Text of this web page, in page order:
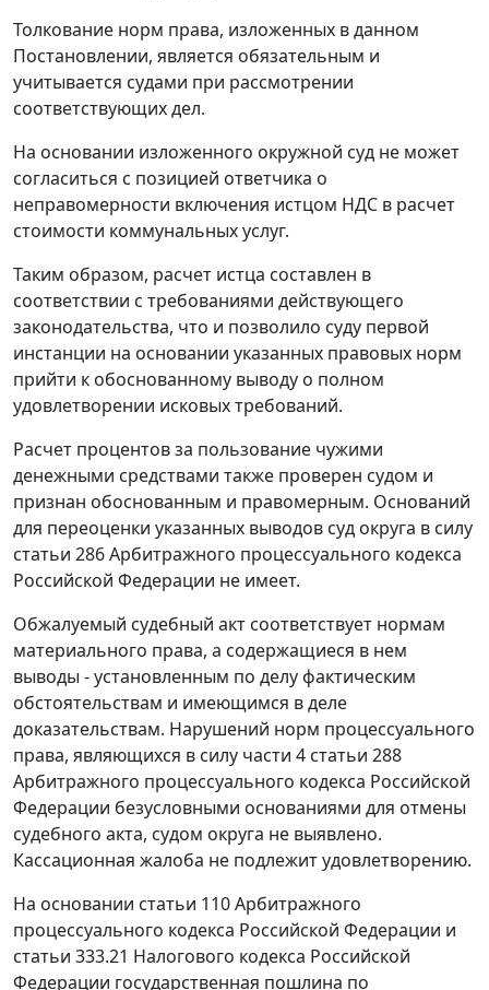
Толкование норм права, изложенных в данном
Постановлении, является обязательным и
учитывается судами при рассмотрении
соответствующих дел.
На основании изложенного окружной суд не может
согласиться с позицией ответчика о
неправомерности включения истцом НДС в расчет
стоимости коммунальных услуг.
Таким образом, расчет истца составлен в
соответствии с требованиями действующего
законодательства, что и позволило суду первой
инстанции на основании указанных правовых норм
прийти к обоснованному выводу о полном
удовлетворении исковых требований.
Расчет процентов за пользование чужими
денежными средствами также проверен судом и
признан обоснованным и правомерным. Оснований
для переоценки указанных выводов суд округа в силу
статьи 286Арбитражного процессуального кодекса
Российской Федерации не имеет.
Обжалуемый судебный акт соответствует нормам
материального права, а содержащиеся в нем
выводы - установленным по делу фактическим
обстоятельствам и имеющимся в деле
доказательствам. Нарушений норм процессуального
права, являющихся в силу части 4 статьи 288
Арбитражного процессуального кодекса Российской
Федерации безусловными основаниями для отмены
судебного акта, судом округа не выявлено.
Кассационная жалоба не подлежит удовлетворению.
На основании статьи 110Арбитражного
процессуального кодекса Российской Федерации и
статьи 333.21 Налогового кодекса Российской
Федерации государственная пошлина по